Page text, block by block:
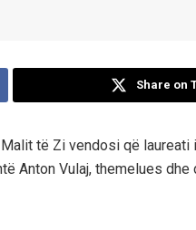
Share on
të Zi vendosi që laureati
Anton Vulaj, themelues